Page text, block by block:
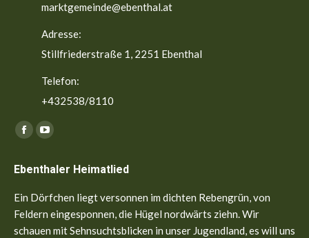
marktgemeinde@ebenthal.at
Adresse:
Stillfriederstraße 1, 2251 Ebenthal
Telefon:
+432538/8110
Finden Sie uns auf:
Facebook
opens
in
new
window
YouTube
opens
in
new
window
Ebenthaler Heimatlied
Ein Dörfchen liegt versonnen im dichten Rebengrün, von
Feldern eingesponnen, die Hügel nordwärts ziehn. Wir
schauen mit Sehnsuchtsblicken in unser Jugendland, es will uns